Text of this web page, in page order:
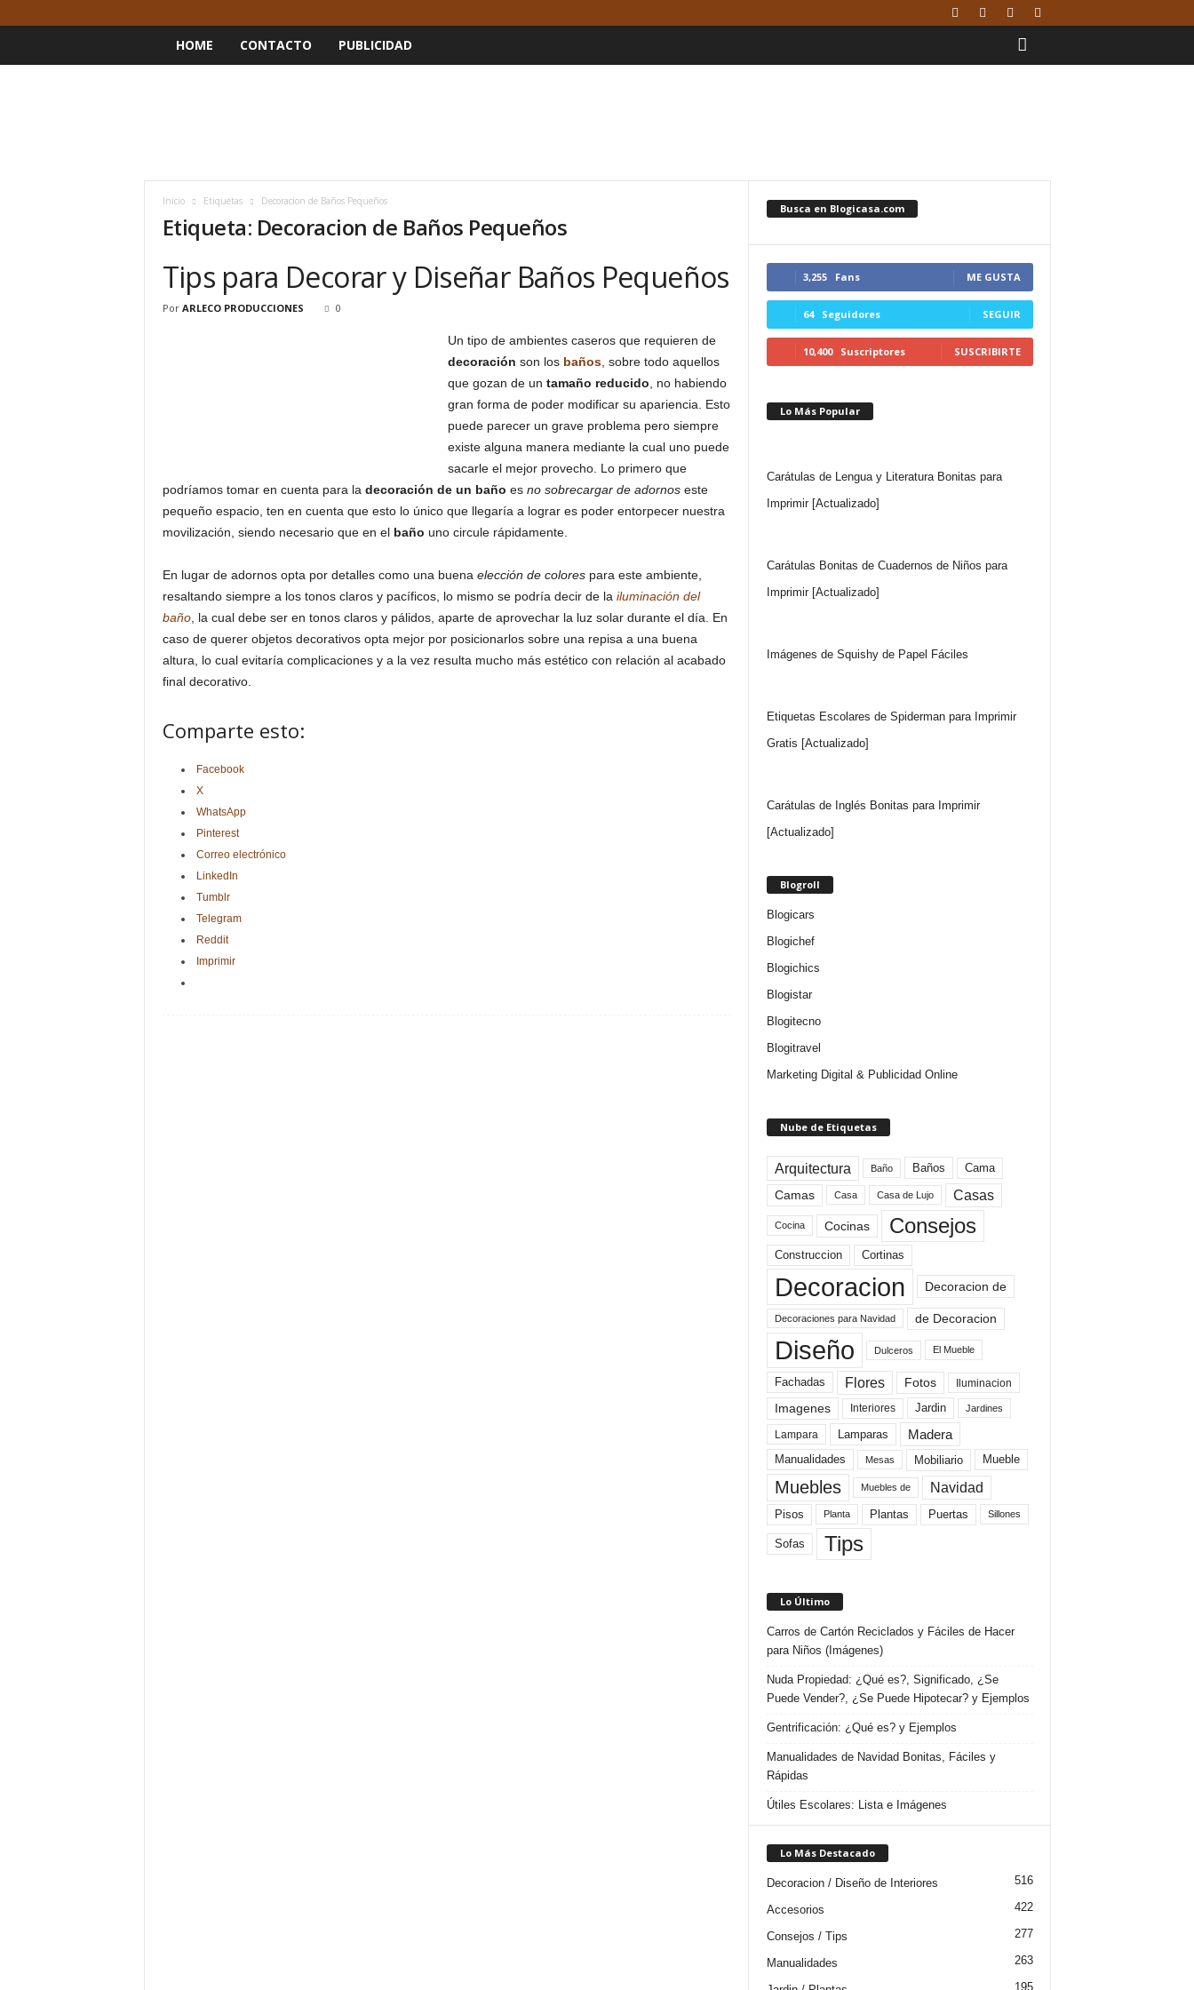
HOME CONTACTO PUBLICIDAD
Inicio Etiquetas Decoracion de Baños Pequeños
Etiqueta: Decoracion de Baños Pequeños
Tips para Decorar y Diseñar Baños Pequeños
Por ARLECO PRODUCCIONES 0
Un tipo de ambientes caseros que requieren de
decoración son los baños, sobre todo aquellos
que gozan de un tamaño reducido , no habiendo
gran forma de poder modificar su apariencia. Esto
puede parecer un grave problema pero siempre
existe alguna manera mediante la cual uno puede
sacarle el mejor provecho. Lo primero que
podríamos tomar en cuenta para la decoración de un baño es no sobrecargar de adornoseste
pequeño espacio, ten en cuenta que esto lo único que llegaría a lograr es poder entorpecer nuestra
movilización, siendo necesario que en el baño uno circule rápidamente.
En lugar de adornos opta por detalles como una buena elección de colorespara este ambiente,
resaltando siempre a los tonos claros y pacíficos, lo mismo se podría decir de la iluminación del
baño, la cual debe ser en tonos claros y pálidos, aparte de aprovechar la luz solar durante el día. En
caso de querer objetos decorativos opta mejor por posicionarlos sobre una repisa a una buena
altura, lo cual evitaría complicaciones y a la vez resulta mucho más estético con relación al acabado
final decorativo.
Comparte esto:
Facebook
X
WhatsApp
Pinterest
Correo electrónico
LinkedIn
Tumblr
Telegram
Reddit
Imprimir
Busca en Blogicasa.com
3,255 Fans ME GUSTA
64 Seguidores SEGUIR
10,400 Suscriptores SUSCRIBIRTE
Lo Más Popular
Carátulas de Lengua y Literatura Bonitas para
Imprimir [Actualizado]
Carátulas Bonitas de Cuadernos de Niños para
Imprimir [Actualizado]
Imágenes de Squishy de Papel Fáciles
Etiquetas Escolares de Spiderman para Imprimir
Gratis [Actualizado]
Carátulas de Inglés Bonitas para Imprimir
[Actualizado]
Blogroll
Blogicars
Blogichef
Blogichics
Blogistar
Blogitecno
Blogitravel
Marketing Digital & Publicidad Online
Nube de Etiquetas
Arquitectura Baño Baños Cama
Camas Casa Casa de Lujo Casas
Cocina Cocinas Consejos
Construccion Cortinas
Decoracion Decoracion de
Decoraciones para Navidad de Decoracion
Diseño Dulceros El Mueble
Fachadas Flores Fotos Iluminacion
Imagenes Interiores Jardin Jardines
Lampara Lamparas Madera
Manualidades Mesas Mobiliario Mueble
Muebles Muebles de Navidad
Pisos Planta Plantas Puertas Sillones
Sofas Tips
Lo Último
Carros de Cartón Reciclados y Fáciles de Hacer
para Niños (Imágenes)
Nuda Propiedad: ¿Qué es?, Significado, ¿Se
Puede Vender?, ¿Se Puede Hipotecar? y Ejemplos
Gentrificación: ¿Qué es? y Ejemplos
Manualidades de Navidad Bonitas, Fáciles y
Rápidas
Útiles Escolares: Lista e Imágenes
Lo Más Destacado
Decoracion / Diseño de Interiores 516
Accesorios 422
Consejos / Tips 277
Manualidades 263
195